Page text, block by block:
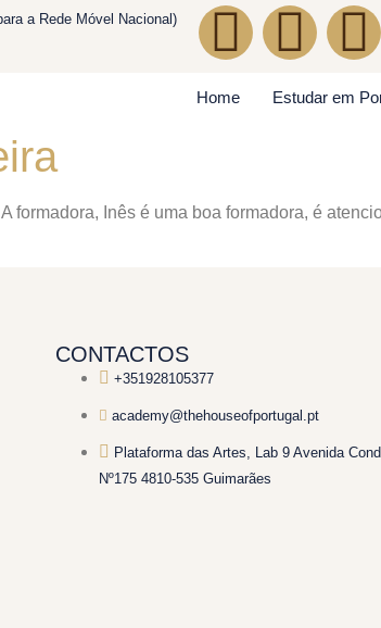
a Rede Móvel Nacional)
Home Estudar em
formadora, Inês é uma boa formadora, é
CONTACTOS
+351928105377
academy@thehouseofportugal.pt
Plataforma das Artes, Lab 9 Avenida
Nº175 4810-535 Guimarães